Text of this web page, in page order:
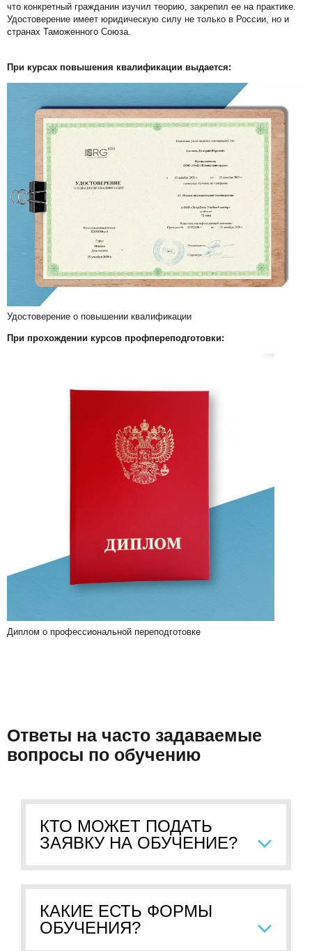
что конкретный гражданин изучил теорию, закрепил ее на практике.
Удостоверение имеет юридическую силу не только в России, но и
странах Таможенного Союза.
При курсах повышения квалификации выдается:
Удостоверение о повышении квалификации
При прохождении курсов профпереподготовки:
Диплом о профессиональной переподготовке
Ответы на часто задаваемые
вопросы по обучению
КТО МОЖЕТ ПОДАТЬ
ЗАЯВКУ НА ОБУЧЕНИЕ?
КАКИЕ ЕСТЬ ФОРМЫ
ОБУЧЕНИЯ?